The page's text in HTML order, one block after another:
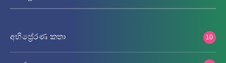
අභිප්‍රේරණ කතා 10